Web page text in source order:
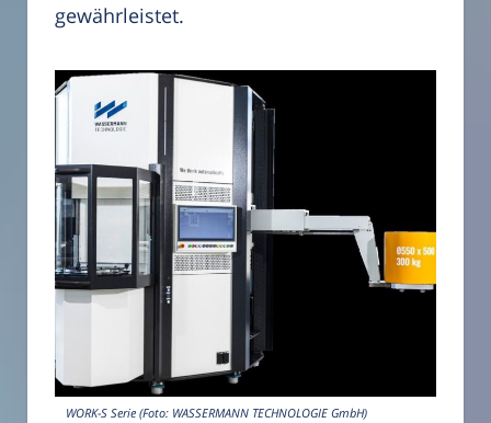
gewährleistet.
WORK-S Serie (Foto: WASSERMANN TECHNOLOGIE GmbH)